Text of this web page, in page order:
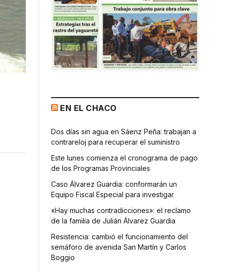
EN EL CHACO
Dos días sin agua en Sáenz Peña: trabajan a
contrareloj para recuperar el suministro
Este lunes comienza el cronograma de pago
de los Programas Provinciales
Caso Álvarez Guardia: conformarán un
Equipo Fiscal Especial para investigar
«Hay muchas contradicciones»: el reclamo
de la familia de Julián Álvarez Guardia
Resistencia: cambió el funcionamiento del
semáforo de avenida San Martín y Carlos
Boggio